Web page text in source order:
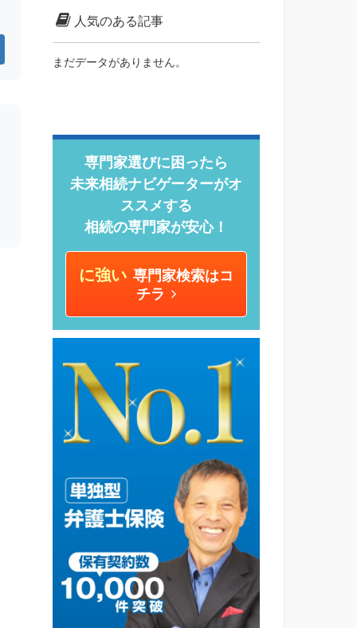
人気のある記事
まだデータがありません。
専門家選びに困ったら
未来相続ナビゲーターがオ
ススメする
相続の専門家が安心！
に強い 専門家検索はコ
チラ